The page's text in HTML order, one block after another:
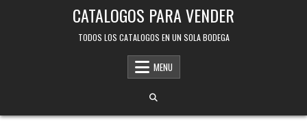
CATALOGOS PARA VENDER
TODOS LOS CATALOGOS EN UN SOLA BODEGA
MENU